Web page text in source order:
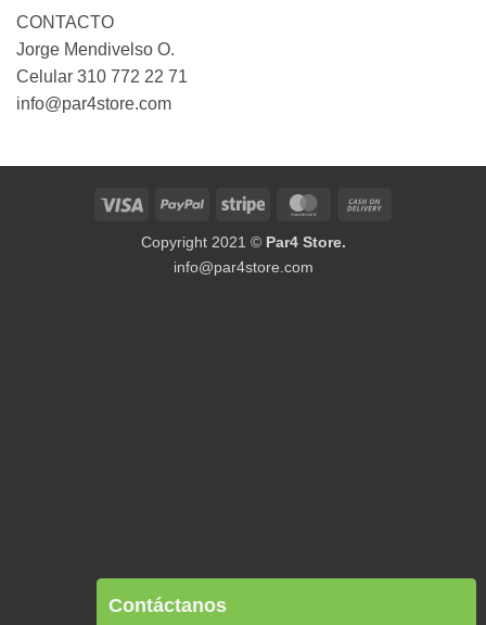
CONTACTO
Jorge Mendivelso O.
Celular 310 772 22 71
info@par4store.com
Visa PayPal Stripe MasterCard
Copyright 2021 © Par4 Store.
info@par4store.com
Contáctanos